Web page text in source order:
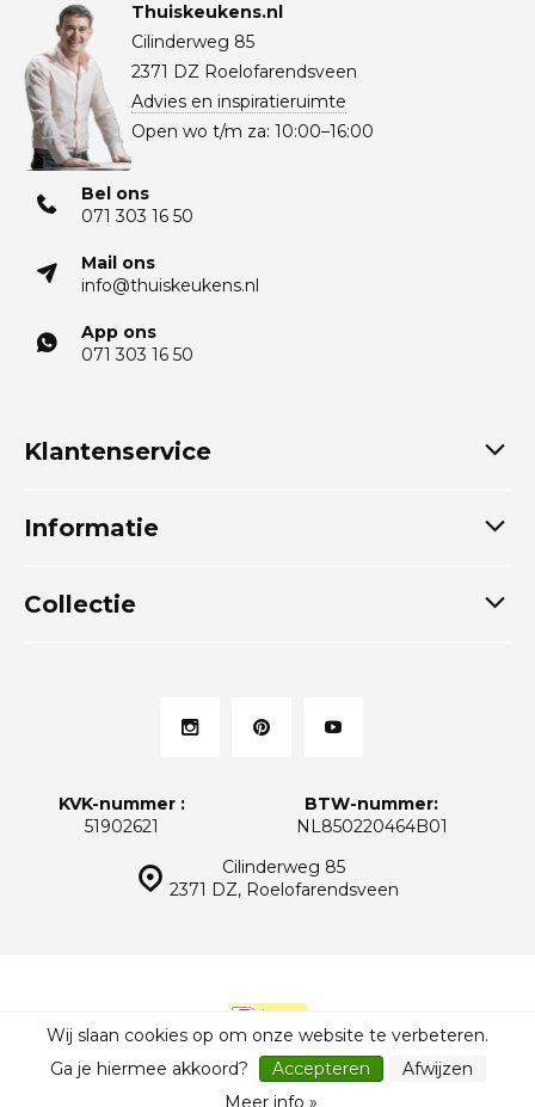
Thuiskeukens.nl
Cilinderweg 85
2371 DZ Roelofarendsveen
Advies en inspiratieruimte
Open wo t/m za: 10:00–16:00
Bel ons
071 303 16 50
Mail ons
info@thuiskeukens.nl
App ons
071 303 16 50
Klantenservice
Informatie
Collectie
Cilinderweg 85
2371 DZ, Roelofarendsveen
KVK-nummer :
51902621
BTW-nummer:
NL850220464B01
© Thuiskeukens.nl Sitemap
Wij slaan cookies op om onze website te verbeteren.
Ga je hiermee akkoord?
Accepteren
Afwijzen
Meer info »